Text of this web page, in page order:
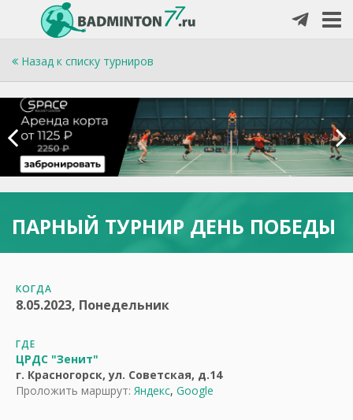
Назад к списку турниров
ПАРНЫЙ ТУРНИР ДЕНЬ ПОБЕДЫ
КОГДА
8.05.2023, Понедельник
ГДЕ
ЦРДС "Зенит"
г. Красногорск, ул. Советская, д.14
Проложить маршрут: Яндекс, Google